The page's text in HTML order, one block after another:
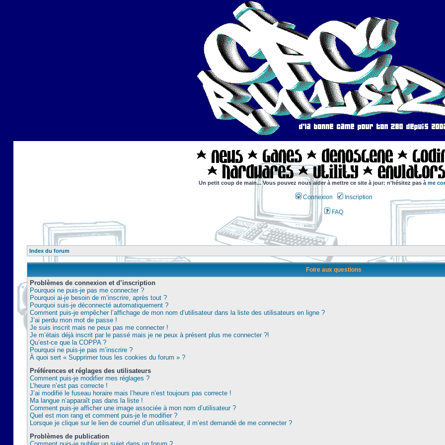
Un petit coup de main... Vous pouvez nous aider à mettre ce site à jour: n'hésitez pas à me
Connexion Inscription
FAQ
Index du forum
Foire aux questions
Problèmes de connexion et d’inscription
Pourquoi ne puis-je pas me connecter ?
Pourquoi ai-je besoin de m’inscrire, après tout ?
Pourquoi suis-je déconnecté automatiquement ?
Comment puis-je empêcher l’affichage de mon nom d’utilisateur dans la liste des utilisateurs en ligne ?
J’ai perdu mon mot de passe !
Je suis inscrit mais ne peux pas me connecter !
Je m’étais déjà inscrit par le passé mais je ne peux à présent plus me connecter ?!
Qu’est-ce que la COPPA ?
Pourquoi ne puis-je pas m’inscrire ?
À quoi sert « Supprimer tous les cookies du forum » ?
Préférences et réglages des utilisateurs
Comment puis-je modifier mes réglages ?
L’heure n’est pas correcte !
J’ai modifié le fuseau horaire mais l’heure n’est toujours pas correcte !
Ma langue n’apparaît pas dans la liste !
Comment puis-je afficher une image associée à mon nom d’utilisateur ?
Quel est mon rang et comment puis-je le modifier ?
Lorsque je clique sur le lien de courriel d’un utilisateur, il m’est demandé de me connecter ?
Problèmes de publication